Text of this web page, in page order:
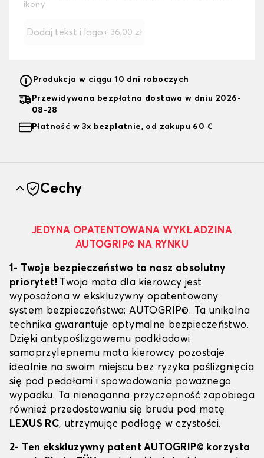
ikony
Dodaj tekst i logo+ 36,00 zł
Produkcja w ciągu 10 dni roboczych
Przewidywana bezpłatna dostawa w dniu 2026-
08-28
Płatność w 3x bezpłatnie, od zakupu 60 €
Cechy
JEDYNA OPATENTOWANA WYKŁADZINA
AUTOGRIP© NA RYNKU
1- Twoje bezpieczeństwo to nasz absolutny
priorytet! Twoja mata dla kierowcy jest
wyposażona w ekskluzywny opatentowany
system bezpieczeństwa: AUTOGRIP©. Ta unikalna
technika gwarantuje optymalne bezpieczeństwo.
Dzięki antypoślizgowemu podkładowi
samoprzylepnemu mata kierowcy pozostaje
idealnie na swoim miejscu bez ryzyka poślizgnięcia
się pod pedałami i spowodowania poważnego
wypadku. Ta nienaganna przyczepność zapobiega
również przedostawaniu się brudu pod matę
LEXUS RC, utrzymując podłogę w czystości.
2- Ten ekskluzywny patent AUTOGRIP© korzysta